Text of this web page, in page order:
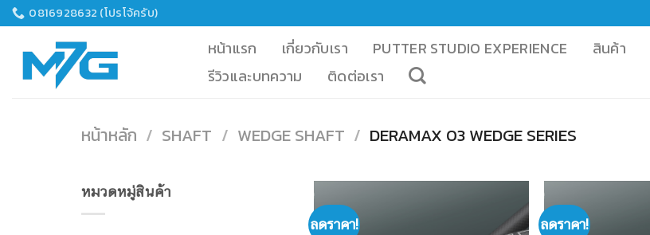
Skip
content
0816928632 (โปรโจ้ครับ)
หน้าแรก เกี่ยวกับเรา PUTTER STUDIO EXPERIENCE สินค้า
รีวิวและบทความ
ติดต่อเรา
หน้าหลัก / SHAFT / WEDGE SHAFT / DERAMAX 03 WEDGE SERIES
หมวดหมู่สินค้า
ลดราคา! ลดราคา!